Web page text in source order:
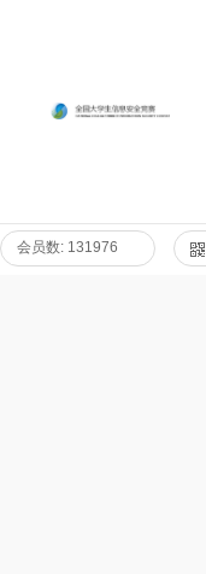
会员数: 131976